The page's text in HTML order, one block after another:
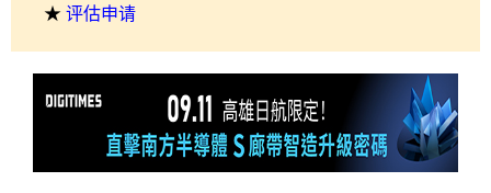
★ 评估申请